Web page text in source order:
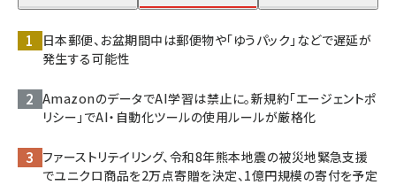
日本郵便、お盆期間中は郵便物や「ゆうパック」などで遅延が
発生する可能性
AmazonのデータでAI学習は禁止に。新規約「エージェントポ
リシー」でAI・自動化ツールの使用ルールが厳格化
ファーストリテイリング、令和8年熊本地震の被災地緊急支援
でユニクロ商品を2万点寄贈を決定、1億円規模の寄付を予定